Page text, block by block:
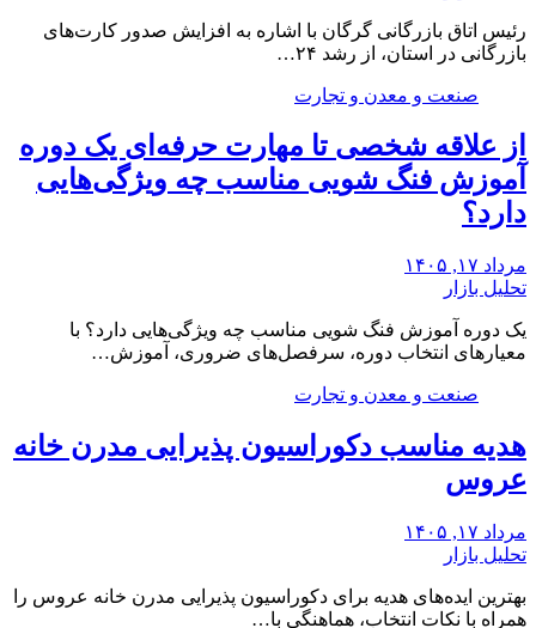
رئیس اتاق بازرگانی گرگان با اشاره به افزایش صدور کارت‌های
بازرگانی در استان، از رشد ۲۴…
صنعت و معدن و تجارت
از علاقه شخصی تا مهارت حرفه‌ای یک دوره
آموزش فنگ شویی مناسب چه ویژگی‌هایی
دارد؟
مرداد ۱۷, ۱۴۰۵
تحلیل بازار
یک دوره آموزش فنگ شویی مناسب چه ویژگی‌هایی دارد؟ با
معیارهای انتخاب دوره، سرفصل‌های ضروری، آموزش…
صنعت و معدن و تجارت
هدیه مناسب دکوراسیون پذیرایی مدرن خانه
عروس
مرداد ۱۷, ۱۴۰۵
تحلیل بازار
بهترین ایده‌های هدیه برای دکوراسیون پذیرایی مدرن خانه عروس را
همراه با نکات انتخاب، هماهنگی با…